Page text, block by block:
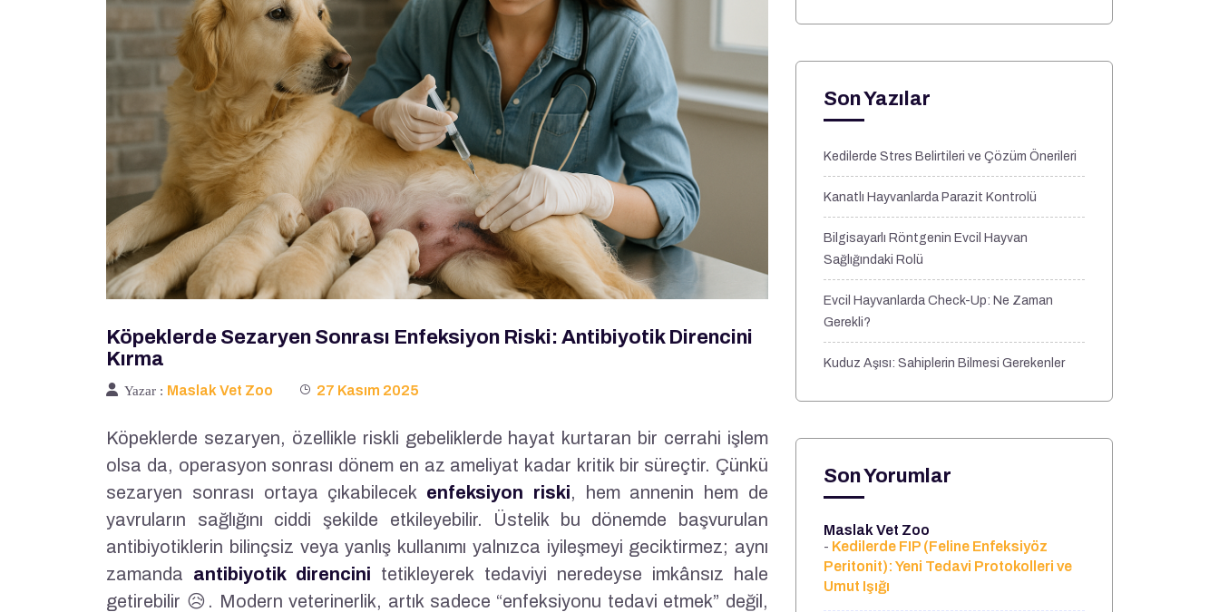
Köpeklerde Sezaryen Sonrası Enfeksiyon Riski: Antibiyotik Direncini
Kırma
Yazar : Maslak Vet Zoo 27 Kasım 2025
Köpeklerde sezaryen, özellikle riskli gebeliklerde hayat kurtaran bir cerrahi işlem
olsa da, operasyon sonrası dönem en az ameliyat kadar kritik bir süreçtir. Çünkü
sezaryen sonrası ortaya çıkabilecek enfeksiyon riski, hem annenin hem de
yavruların sağlığını ciddi şekilde etkileyebilir. Üstelik bu dönemde başvurulan
antibiyotiklerin bilinçsiz veya yanlış kullanımı yalnızca iyileşmeyi geciktirmez; aynı
zamanda antibiyotik direncini tetikleyerek tedaviyi neredeyse imkânsız hale
getirebilir 😥. Modern veterinerlik, artık sadece “enfeksiyonu tedavi etmek” değil,
Son Yazılar
Kedilerde Stres Belirtileri ve Çözüm Önerileri
Kanatlı Hayvanlarda Parazit Kontrolü
Bilgisayarlı Röntgenin Evcil Hayvan
Sağlığındaki Rolü
Evcil Hayvanlarda Check-Up: Ne Zaman
Gerekli?
Kuduz Aşısı: Sahiplerin Bilmesi Gerekenler
Son Yorumlar
Maslak Vet Zoo
- Kedilerde FIP (Feline Enfeksiyöz
Peritonit): Yeni Tedavi Protokolleri ve
Umut Işığı